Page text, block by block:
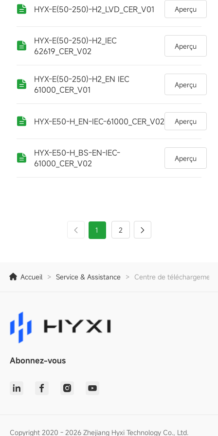
HYX-E(50-250)-H2_LVD_CER_V01 Aperçu
HYX-E(50-250)-H2_IEC
62619_CER_V02
Aperçu
HYX-E(50-250)-H2_EN IEC
61000_CER_V01
Aperçu
HYX-E50-H_EN-IEC-61000_CER_V02 Aperçu
HYX-E50-H_BS-EN-IEC-
61000_CER_V02
Aperçu
1 2
Accueil > Service & Assistance > Centre de téléchargement
Abonnez-vous
Copyright 2020 - 2026 Zhejiang Hyxi Technology Co., Ltd.